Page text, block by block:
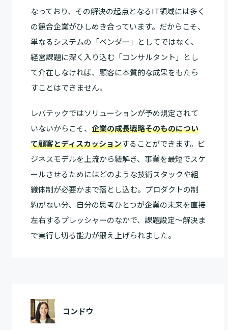
なっており、その解決の起点となるIT領域には多く
の競合企業がひしめき合っています。だからこそ、
単なるシステムの「ベンダー」としてではなく、
経営課題に深く入り込む「コンサルタント」とし
て介在しなければ、顧客に本質的な成果をもたら
すことはできません。
レバテックではソリューションが予め規定されて
いないからこそ、 企業の成長戦略そのものについ
て顧客とディスカッションすることができます。ビ
ジネスモデルを上流から紐解き、事業を最短でスケ
ールさせるためにはどのような技術スタックや組
織体制が必要かまで落とし込む。プロダクトの制
約がない分、自分の思考ひとつが企業の未来を直接
左右するプレッシャーのなかで、課題設定〜解決ま
で実行し切る能力が鍛え上げられました。
コンドウ